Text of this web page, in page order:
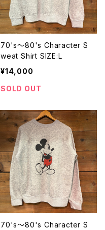
70's〜80's Character S
weat Shirt SIZE:L
¥14,000
SOLD OUT
70's〜80's Character S